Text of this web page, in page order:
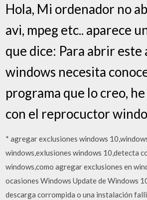
Hola, Mi ordenador no
avi, mpeg etc.. aparece
que dice: Para abrir este
windows necesita
programa que lo creo,
con el reprocuctor
* agregar exclusiones windows
windows,exlusiones windows 10,detecta
windows,como agregar exclusiones en
ocasiones Windows Update de Windows
descarga corrompida o una instalación